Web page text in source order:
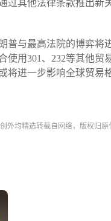
过其他法律条款推出新
普与最高法院的博弈
使用301、232等其他
将进一步影响全球贸易
外均精选转载自网络，版权归